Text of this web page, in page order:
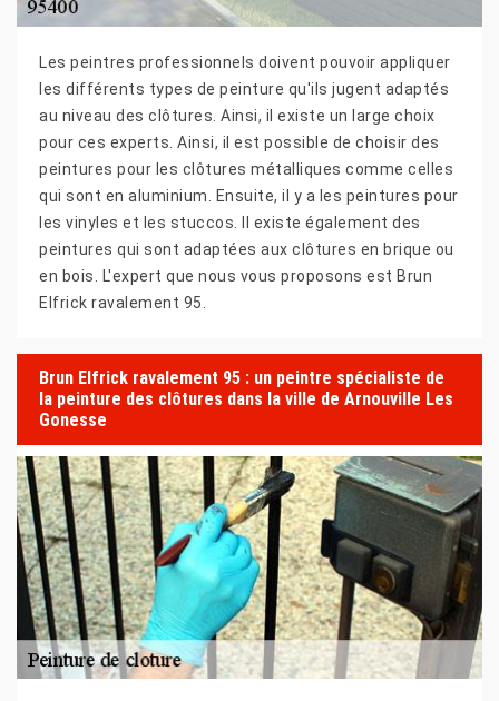
Les peintres professionnels doivent pouvoir appliquer
les différents types de peinture qu'ils jugent adaptés
au niveau des clôtures. Ainsi, il existe un large choix
pour ces experts. Ainsi, il est possible de choisir des
peintures pour les clôtures métalliques comme celles
qui sont en aluminium. Ensuite, il y a les peintures pour
les vinyles et les stuccos. Il existe également des
peintures qui sont adaptées aux clôtures en brique ou
en bois. L'expert que nous vous proposons est Brun
Elfrick ravalement 95.
Brun Elfrick ravalement 95 : un peintre spécialiste de
la peinture des clôtures dans la ville de Arnouville Les
Gonesse